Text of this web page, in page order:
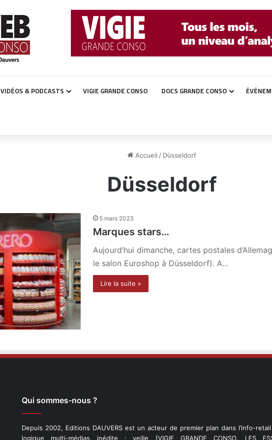
VIDÉOS & PODCASTS VIGIE GRANDE CONSO DOCS GRANDE CONSO
Accueil / Düsseldorf
Düsseldorf
5 mars 2023
Marques stars…
Aujourd’hui dimanche, cartes postales
le salon Euroshop à Düsseldorf). A…
Lire la suite »
Qui sommes-nous ?
Depuis 2002, Editions DAUVERS est un acteur de premier plan dans l’info-
logique multi-médias inédite : veille (VIGIE GRANDE CONSO, LES